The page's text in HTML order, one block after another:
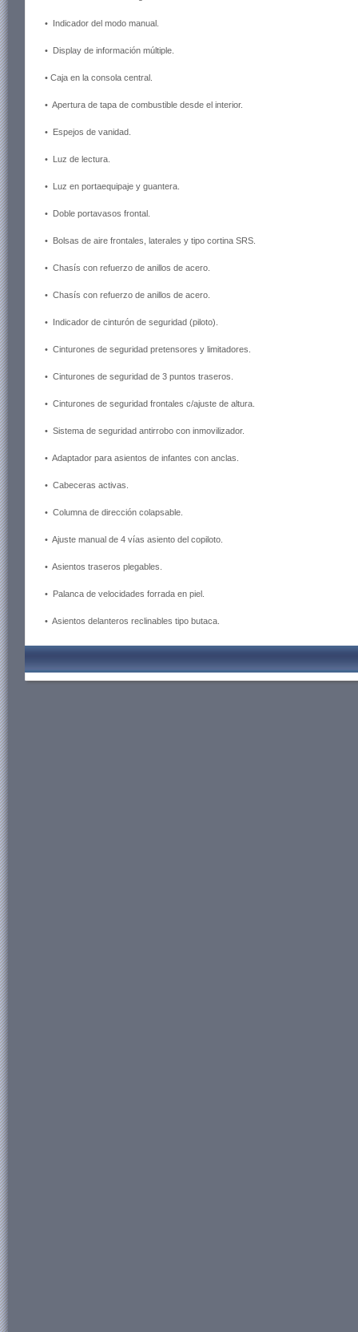
• Indicador del modo manual.
• Display de información múltiple.
• Caja en la consola central.
• Apertura de tapa de combustible desde el interior.
• Espejos de vanidad.
• Luz de lectura.
• Luz en portaequipaje y guantera.
• Doble portavasos frontal.
• Bolsas de aire frontales, laterales y tipo cortina SRS.
• Chasís con refuerzo de anillos de acero.
• Chasís con refuerzo de anillos de acero.
• Indicador de cinturón de seguridad (piloto).
• Cinturones de seguridad pretensores y limitadores.
• Cinturones de seguridad de 3 puntos traseros.
• Cinturones de seguridad frontales c/ajuste de altura.
• Sistema de seguridad antirrobo con inmovilizador.
• Adaptador para asientos de infantes con anclas.
• Cabeceras activas.
• Columna de dirección colapsable.
• Ajuste manual de 4 vías asiento del copiloto.
• Asientos traseros plegables.
• Palanca de velocidades forrada en piel.
• Asientos delanteros reclinables tipo butaca.